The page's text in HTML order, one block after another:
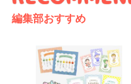
編集部おすすめ